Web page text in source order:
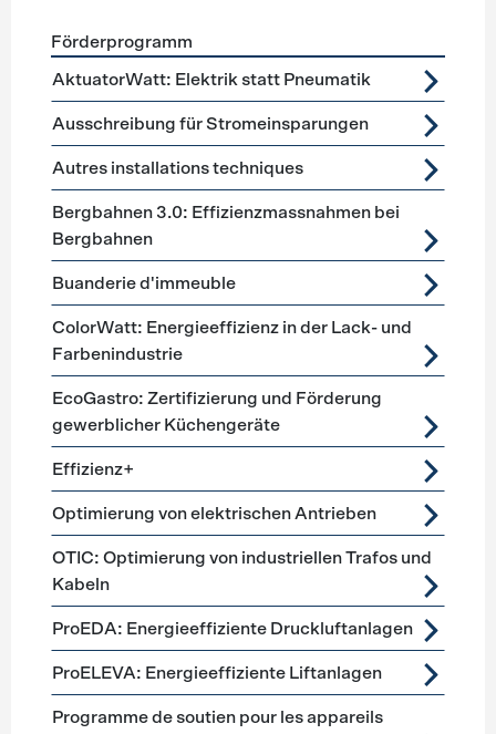
Förderprogramme Prozesstechnik
Förderprogramm
AktuatorWatt: Elektrik statt Pneumatik
Ausschreibung für Stromeinsparungen
Autres installations techniques
Bergbahnen 3.0: Effizienzmassnahmen bei
Bergbahnen
Buanderie d'immeuble
ColorWatt: Energieeffizienz in der Lack- und
Farbenindustrie
EcoGastro: Zertifizierung und Förderung
gewerblicher Küchengeräte
Effizienz+
Optimierung von elektrischen Antrieben
OTIC: Optimierung von industriellen Trafos und
Kabeln
ProEDA: Energieeffiziente Druckluftanlagen
ProELEVA: Energieeffiziente Liftanlagen
Programme de soutien pour les appareils